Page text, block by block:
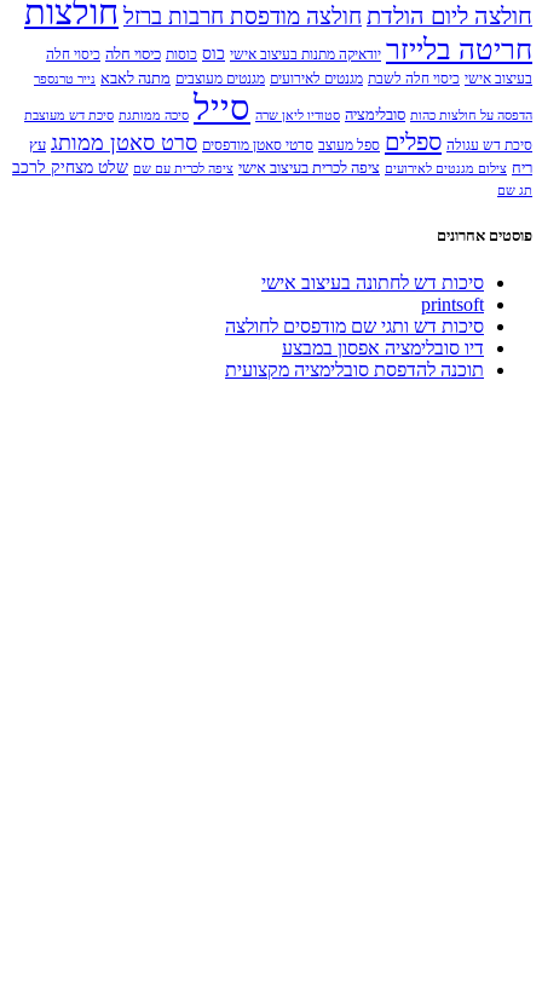
חולצה ליום הולדת חולצה מודפסת חרבות ברזל חולצות
חריטה בלייזר יודאיקה מתנות בעיצוב אישי כוס כוסות כיסוי חלה כיסוי חלה
בעיצוב אישי כיסוי חלה לשבת מגנטים לאירועים מגנטים מעוצבים מתנה לאבא נייר טרנספר
הדפסה על חולצות כהות סובלימציה סטודיו ליאן שרה סייל סיכה ממותגת סיכת דש מעוצבת
סיכת דש עגולה ספלים ספל מעוצב סרטי סאטן מודפסים סרט סאטן ממותג עץ
ריח צילום מגנטים לאירועים ציפה לכרית בעיצוב אישי ציפה לכרית עם שם שלט מצחיק לרכב
תג שם
פוסטים אחרונים
סיכות דש לחתונה בעיצוב אישי
printsoft
סיכות דש ותגי שם מודפסים לחולצה
דיו סובלימציה אפסון במבצע
תוכנה להדפסת סובלימציה מקצועית